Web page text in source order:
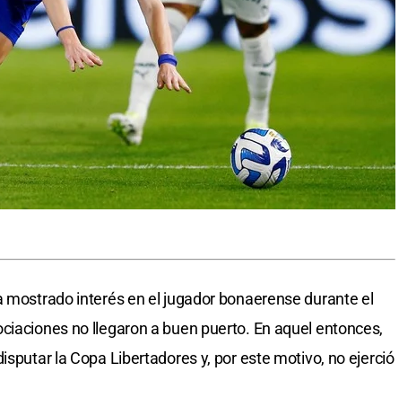
interés en el jugador bonaerense durante el
no llegaron a buen puerto. En aquel entonces,
la Copa Libertadores y, por este motivo, no ejerció